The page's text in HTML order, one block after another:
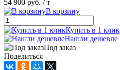
54 900 руб. / т
В корзину
Купить в 1 клик
Нашли дешевле
Под заказ
Поделиться